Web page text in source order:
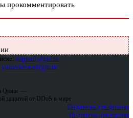
прокомментировать
support@glc.ru
yakovleva.a@glc.ru
Qrator —
защитой от DDoS в мире
Подписка для физлиц
Подписка для юрлиц